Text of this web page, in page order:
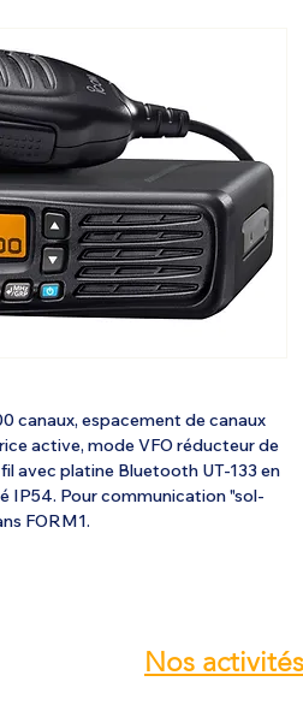
canaux, espacement de canaux
active, mode VFO réducteur de
avec platine Bluetooth UT-133 en
IP54. Pour communication "sol-
FORM1.
Nos activités